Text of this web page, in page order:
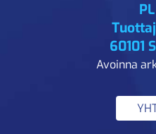
60101
Avoinna